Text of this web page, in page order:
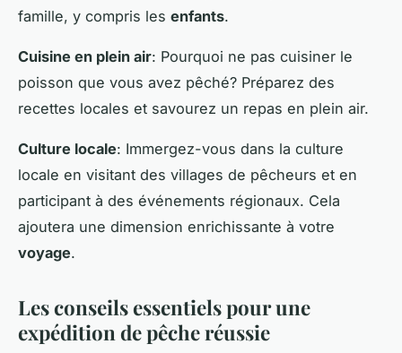
famille, y compris les enfants.
Cuisine en plein air: Pourquoi ne pas cuisiner le
poisson que vous avez pêché? Préparez des
recettes locales et savourez un repas en plein air.
Culture locale: Immergez-vous dans la culture
locale en visitant des villages de pêcheurs et en
participant à des événements régionaux. Cela
ajoutera une dimension enrichissante à votre
voyage.
Les conseils essentiels pour une
expédition de pêche réussie